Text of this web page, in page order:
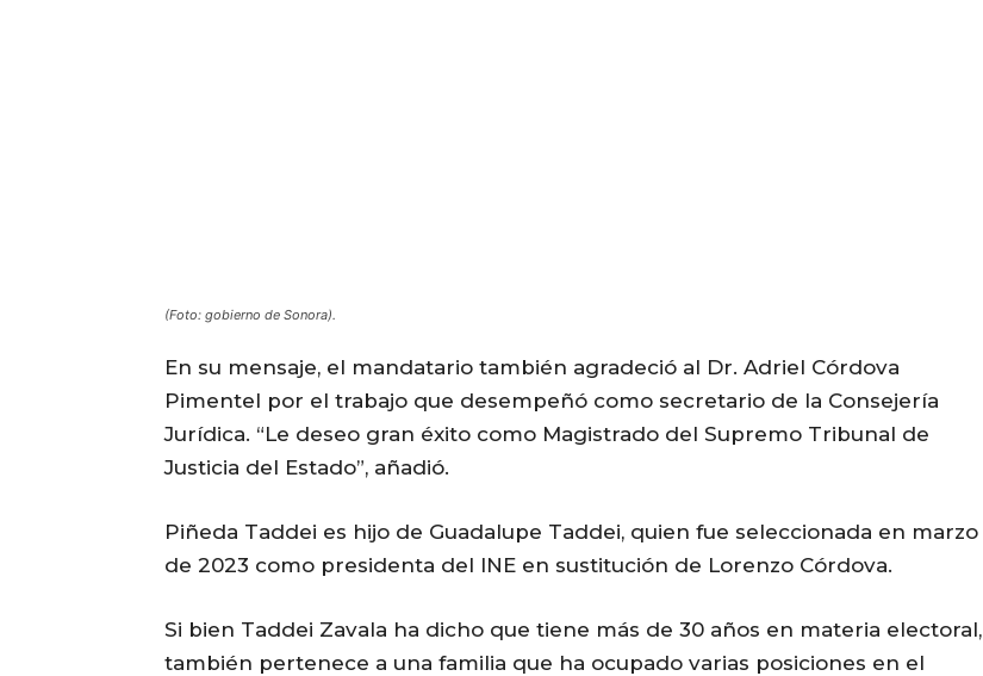
(Foto: gobierno de Sonora).
En su mensaje, el mandatario también agradeció al Dr. Adriel Córdova
Pimentel por el trabajo que desempeñó como secretario de la Consejería
Jurídica. “Le deseo gran éxito como Magistrado del Supremo Tribunal de
Justicia del Estado”, añadió.
Piñeda Taddei es hijo de Guadalupe Taddei, quien fue seleccionada en marzo
de 2023 como presidenta del INE en sustitución de Lorenzo Córdova.
Si bien Taddei Zavala ha dicho que tiene más de 30 años en materia electoral,
también pertenece a una familia que ha ocupado varias posiciones en el